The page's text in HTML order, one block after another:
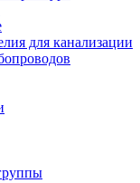
для канализации